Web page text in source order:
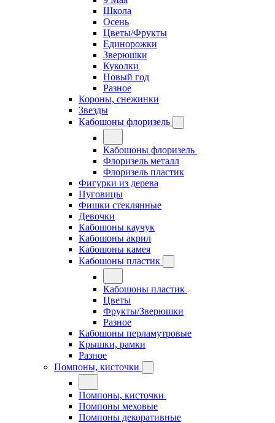
Школа
Осень
Цветы/Фрукты
Единорожки
Зверюшки
Куколки
Новый год
Разное
Короны, снежинки
Звезды
Кабошоны флоризель
Кабошоны флоризель
Флоризель металл
Флоризель пластик
Фигурки из дерева
Пуговицы
Фишки стеклянные
Девочки
Кабошоны каучук
Кабошоны акрил
Кабошоны камея
Кабошоны пластик
Кабошоны пластик
Цветы
Фрукты/Зверюшки
Разное
Кабошоны перламутровые
Крышки, рамки
Разное
Помпоны, кисточки
Помпоны, кисточки
Помпоны меховые
Помпоны декоративные